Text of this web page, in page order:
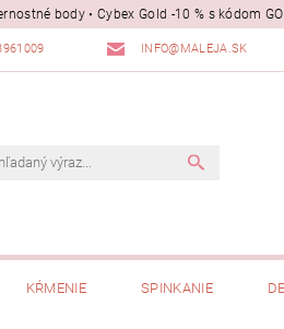
body • Cybex Gold -10 % s kódom
INFO@MALEJA.SK
KŔMENIE SPINKANIE